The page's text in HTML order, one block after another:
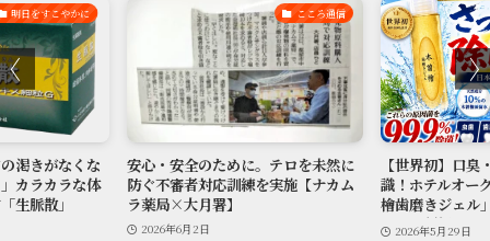
明日をすこやかに
渇きがなくな
カラカラな体
生脈散」
こころ通信
安心・安全のために。テロを未然に
防ぐ不審者対応訓練を実施【ナカム
ラ薬局×大月署】
2026年6月2日
【世界初】口
識！ホテルオー
檜歯磨きジェル
口コミ評価
2026年5月29日